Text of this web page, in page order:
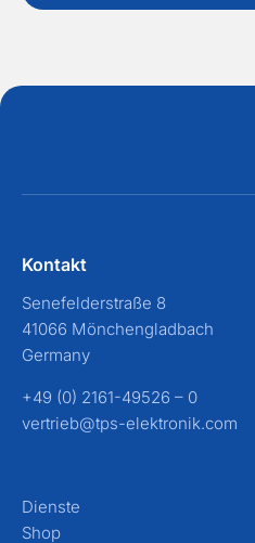
Kontakt
Senefelderstraße 8
41066 Mönchengladbach
Germany
+49 (0) 2161-49526 – 0
vertrieb@tps-elektronik.com
Dienste
Shop